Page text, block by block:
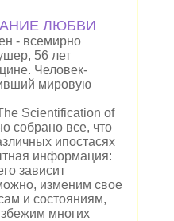
ЛЮБВИ
- всемирно
56 лет
Человек-
мировую
Scientification of
собрано все, что
ипостасях
информация:
зависит
изменим свое
и состояниям,
многих